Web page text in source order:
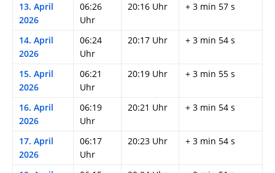
13. April
2026
06:26
Uhr
20:16 Uhr + 3 min 57 s
14. April
2026
06:24
Uhr
20:17 Uhr + 3 min 54 s
15. April
2026
06:21
Uhr
20:19 Uhr + 3 min 55 s
16. April
2026
06:19
Uhr
20:21 Uhr + 3 min 54 s
17. April
2026
06:17
Uhr
20:23 Uhr + 3 min 54 s